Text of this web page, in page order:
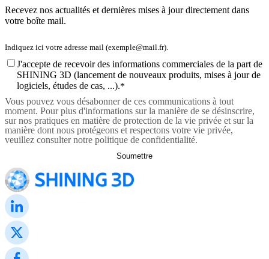
Recevez nos actualités et dernières mises à jour directement dans
votre boîte mail.
J'accepte de recevoir des informations commerciales de la part de
SHINING 3D (lancement de nouveaux produits, mises à jour de
logiciels, études de cas, ...).*
Vous pouvez vous désabonner de ces communications à tout
moment. Pour plus d'informations sur la manière de se désinscrire,
sur nos pratiques en matière de protection de la vie privée et sur la
manière dont nous protégeons et respectons votre vie privée,
veuillez consulter notre politique de confidentialité.